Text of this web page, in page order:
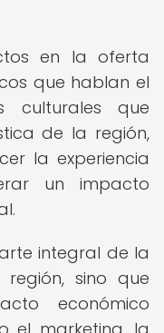
en la oferta
que hablan el
culturales que
de la región,
la experiencia
un impacto
integral de la
sino que
económico